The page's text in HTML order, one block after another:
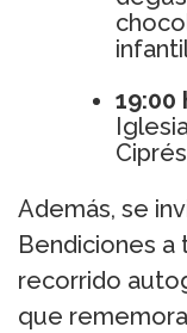
19:00
Además, se
Bendiciones a
recorrido
que